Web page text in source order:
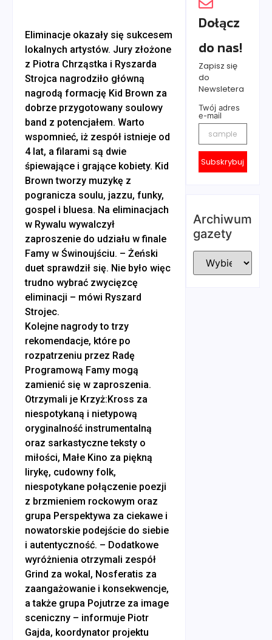
Eliminacje okazały się sukcesem
lokalnych artystów. Jury złożone
z Piotra Chrząstka i Ryszarda
Strojca nagrodziło główną
nagrodą formację Kid Brown za
dobrze przygotowany soulowy
band z potencjałem. Warto
wspomnieć, iż zespół istnieje od
4 lat, a filarami są dwie
śpiewające i grające kobiety. Kid
Brown tworzy muzykę z
pogranicza soulu, jazzu, funky,
gospel i bluesa. Na eliminacjach
w Rywalu wywalczył
zaproszenie do udziału w finale
Famy w Świnoujściu. – Żeński
duet sprawdził się. Nie było więc
trudno wybrać zwycięzcę
eliminacji – mówi Ryszard
Strojec.
Kolejne nagrody to trzy
rekomendacje, które po
rozpatrzeniu przez Radę
Programową Famy mogą
zamienić się w zaproszenia.
Otrzymali je Krzyż:Kross za
niespotykaną i nietypową
oryginalność instrumentalną
oraz sarkastyczne teksty o
miłości, Małe Kino za piękną
lirykę, cudowny folk,
niespotykane połączenie poezji
z brzmieniem rockowym oraz
grupa Perspektywa za ciekawe i
nowatorskie podejście do siebie
i autentyczność. – Dodatkowe
wyróżnienia otrzymali zespół
Grind za wokal, Nosferatis za
zaangażowanie i konsekwencje,
a także grupa Pojutrze za image
sceniczny – informuje Piotr
Gajda, koordynator projektu
Dołącz
do nas!
Zapisz się
do
Newsletera
Twój adres
e-mail
Subskrybuj
Archiwum
gazety